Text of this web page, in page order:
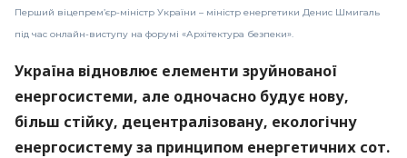
Перший віцепрем’єр-міністр України – міністр енергетики Денис Шмигаль
під час онлайн-виступу на форумі «Архітектура безпеки».
Україна відновлює елементи зруйнованої
енергосистеми, але одночасно будує нову,
більш стійку, децентралізовану, екологічну
енергосистему за принципом енергетичних сот.